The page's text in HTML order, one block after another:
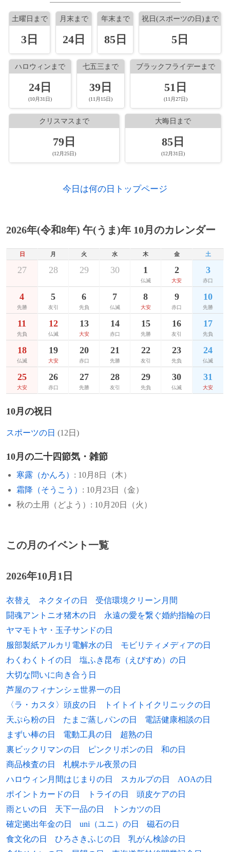
ンバーにより乗っ取り。
1984年
グリコ・森永事件: 近畿地方で青酸カリ入
りの森永製品発見。（二府二県青酸入り菓
子ばら撒き事件）
1982年 中華人民共和国が初めて潜水艦からのミサ
イル発射実験に成功。
1979年 元韓国中央情報部（KCIA）部長の金炯
旭、フランス・パリで失踪。
第35回衆議院議員総選挙。自民党が過半数
を割り、大平正芳総裁の責任問題をめぐっ
に就任。
1971年 オマーンが国連に加盟。
1969年
西鉄ライオンズ投手の永易将之の八百長行
為が発覚し、チームが解雇を決定、黒い霧
事件に発展する。
海難）発生。マリアナ近海で日本のかつ
お・まぐろ漁船が台風29号の暴風に巻き込
まれ大破。死者・行方不明者209人の大惨
事となる。
1962年
始。
1960年
ヒマラヤ山脈のディオ・ティバが日本女子
登山隊により初登頂。
1960年 ナイジェリアが国連に加盟。
1959年
ソ連の月探査機「ルナ3号」が世界で初め
1954年 佐賀県嬉野町の県道で国鉄バスが路外に逸
1950年 マザー・テレサが神の愛の宣教者会を設
立。
1950年 中国人民解放軍がチベットに侵攻（チャム
ドの戦い）。
ドイツ人民評議会でドイツ民主共和国憲法
草案を可決。ドイツ民主共和国（東ドイ
ツ）が発足。
1948年
昭和電工事件の道義的責任をとって芦田均
内閣が総辞職。
1946年
衆議院で「大日本帝国憲法改正案」の貴族
院回付案が可決され、憲法改正手続が完
了。日本国憲法が成立。
1939年
国鉄石巻線の石巻 - 女川間が開通し、全線
開通。
1935年 第二次エチオピア戦争: 国際連盟総会が、
1924年 藤原鉄之助、元プロ野球選手（+ 2002年）
1929年
ロバート・ウェストール、児童文学作家
（+ 1993年）
1931年 デズモンド・ムピロ・ツツ、ケープタウン
大主教、人権活動家（+ 2021年）
1931年 平木隆三、元サッカー選手、サッカー指導
者（+ 2009年）
羽佐間道夫、俳優、声優
室田日出男、俳優（+ 2002年）
1939年 ジョン・ホップクロフト、計算機科学者
1941年 坂田利夫、コメディアン（+ 2023年）
荻島眞一、俳優（+ 2004年）
1946年 諸星裕、桜美林大学副学長、ミネソタ州立
大学特別功労教授
1947年 久田恵、作家
1947年 安田富男、騎手
1948年 安倍理津子、歌手
1951年
1951年 桐野夏生、小説家
1952年
ウラジーミル・プーチン、政治家、ロシア
大統領
1952年 三原順、漫画家（+ 1995年）
1953年
ティコ・トーレス、ドラマー（ボン・ジョ
1955年 金井たつお、漫画家
1957年 ジェーン・トービル、フィギュアスケート
選手
1957年 ワサン・シティケート、芸術家
1957年
サブリナ・シズエ・マッケンナ、アメリカ
合衆国ハワイ州最高裁判所判事、元水着キ
ャンペーンガール
1958年 金指誠、元アナウンサー
1959年 ブラソ・デ・オロ、プロレスラー
1959年 清家政和、元プロ野球選手
1959年 サイモン・コーウェル、音楽プロデューサ
ー
1960年 氷室京介、ミュージシャン（元BOØWY）
1961年 佐々木倫子、漫画家
年）
1637年
ヴィットーリオ・アメデーオ1世、サヴォ
イア公（* 1587年）
1684年
堀田正俊、江戸幕府大老、安中藩主、古河
藩主（* 1634年）
1684年 稲葉正休、青野藩主（* 1640年）
1697年 水野勝種、福山藩主（* 1661年）
山内豊常、第7代土佐藩主（* 1711年）
1790年 柄井川柳、川柳の祖として知られる前句付
1794年 伊達村候、第5代宇和島藩主（* 1725年）
1806年 藤堂高嶷、第9代津藩主（* 1746年）
1848年 八重崎検校、三味線、箏曲演奏家、作曲家
（* 1776年頃）
1849年 エドガー・アラン・ポー、作家（* 1809
年）
1857年 ルイス・マクレーン、第10代アメリカ合衆
国財務長官、第12代アメリカ合衆国国務長
1859年 島津斉興、第10代薩摩藩主（* 1791年）
1884年 ベルナール・プティジャン、カトリック教
1886年
ウィリアム・バーンズ、言語学者（* 1811
年）
1904年 イザベラ・バード、旅行家（* 1831年）
1915年
（* 1874年）
1918年 チャールズ・ヒューバート・パリー、作曲
家（* 1848年）
1919年
アルフレッド・ディーキン、第2代オース
トラリア首相（* 1856年）
1925年 クリスティ・マシューソン、元プロ野球選
手（* 1880年）
1926年 エミール・クレペリン、精神医学者（*
1856年）
ポール・セリュジエ[要出典]、画家（*
1864年）
1939年 ハーヴェイ・ウィリアムス・クッシング、
脳神経外科医（* 1869年）
1943年
イグネイシャス・ティモシー・トレビッ
チ・リンカーン、冒険家（* 1879年）
1944年 中川小十郎、貴族院議員、立命館大学創立
土曜日まで
3日
月末まで
24日
年末まで
85日
祝日(スポーツの日)まで
5日
ハロウィンまで
24日
(10月31日)
七五三まで
39日
(11月15日)
ブラックフライデーまで
51日
(11月27日)
クリスマスまで
79日
(12月25日)
大晦日まで
85日
(12月31日)
今日は何の日トップページ
2026年(令和8年) 午(うま)年 10月のカレンダー
日 月 火 水 木 金 土
27 28 29 30 1
仏滅
2
大安
3
赤口
4
先勝
5
友引
6
先負
7
仏滅
8
大安
9
赤口
10
先勝
11
先負
12
仏滅
13
大安
14
赤口
15
先勝
16
友引
17
先負
18
仏滅
19
大安
20
赤口
21
先勝
22
友引
23
先負
24
仏滅
25
大安
26
赤口
27
先勝
28
友引
29
先負
30
仏滅
31
大安
10月の祝日
スポーツの日 (12日)
10月の二十四節気・雑節
寒露（かんろ） : 10月8日（木）
霜降（そうこう） : 10月23日（金）
秋の土用（どよう）: 10月20日（火）
この月のイベント一覧
2026年10月1日
衣替え ネクタイの日
受信環境クリーン月間
闘魂アントニオ猪木の日
永遠の愛を繋ぐ婚約指輪の日
ヤマモトヤ・玉子サンドの日
服部製紙アルカリ電解水の日
モビリティメディアの日
わくわくトイの日
塩ふき昆布（えびすめ）の日
大切な問いに向き合う日
芦屋のフィナンシェ世界一の日
〈ラ・カスタ〉頭皮の日
トイトイトイクリニックの日
天ぷら粉の日
たまご蒸しパンの日
電話健康相談の日
まずい棒の日
電動工具の日
超熟の日
裏ビックリマンの日
ピンクリボンの日
和の日
商品検査の日
札幌ホテル夜景の日
ハロウィン月間はじまりの日
スカルプの日
AOAの日
ポイントカードの日
トライの日
頭皮ケアの日
雨といの日
天下一品の日
トンカツの日
確定拠出年金の日
uni（ユニ）の日
磁石の日
食文化の日
ひろさきふじの日
乳がん検診の日